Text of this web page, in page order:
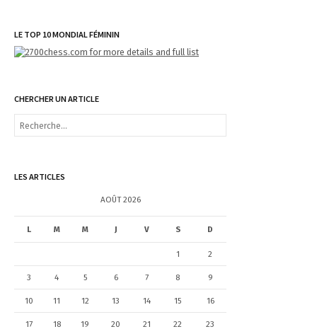
LE TOP 10 MONDIAL FÉMININ
CHERCHER UN ARTICLE
R
r
e
LES ARTICLES
AOÛT 2026
L M M J V S D
1 2
3 4 5 6 7 8 9
10 11 12 13 14 15 16
17 18 19 20 21 22 23